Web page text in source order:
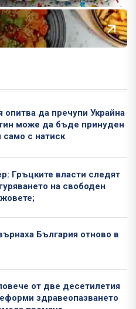
опитва да пречупи Украйна
може да бъде принуден
с натиск
Гръцките власти следят
на свободен
България отново в
от две десетилетия
здравеопазването